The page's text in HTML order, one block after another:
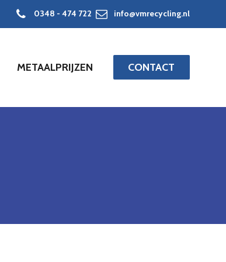
0348 - 474 722 info@vmrecycling.nl
METAALPRIJZEN CONTACT